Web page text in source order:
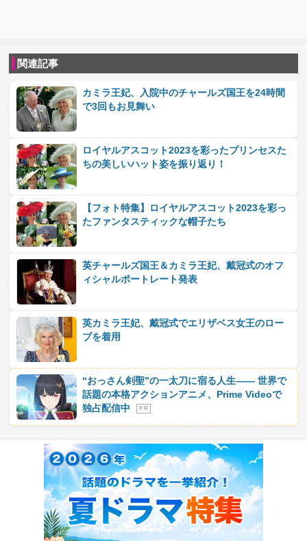
関連記事
カミラ王妃、入院中のチャールズ国王を24時間
で3回もお見舞い
ロイヤルアスコット2023を彩ったプリンセスた
ちの美しいハット姿を振り返り！
【フォト特集】ロイヤルアスコット2023を彩っ
たファンタスティックな帽子たち
英チャールズ国王＆カミラ王妃、戴冠式のオフ
ィシャルポートレート発表
英カミラ王妃、戴冠式でエリザベス女王のロー
ブを着用
“おっさん剣聖”の一太刀に宿る人生―― 世界で
話題の本格アクションアニメ、Prime Videoで
独占配信中
P R